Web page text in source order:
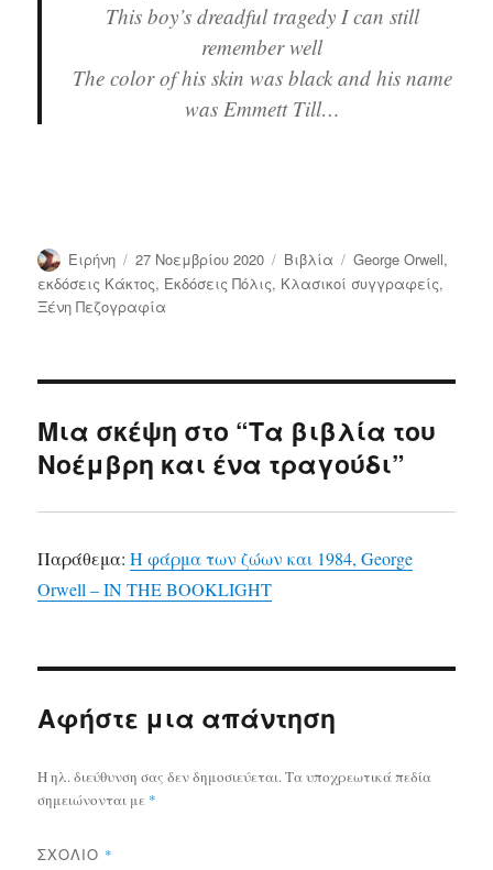
This boy’s dreadful tragedy I can still
remember well
The color of his skin was black and his name
was Emmett Till…
Συντάκτης
Ειρήνη
Δημοσιεύτηκε
την
27 Νοεμβρίου 2020 Κατηγορίες
Bιβλία Ετικέτες
George Orwell,
εκδόσεις Κάκτος, Εκδόσεις Πόλις, Κλασικοί συγγραφείς,
Ξένη Πεζογραφία
Μια σκέψη στο “Τα βιβλία του
Νοέμβρη και ένα τραγούδι”
Παράθεμα:Η φάρμα των ζώων και 1984, George
Orwell – IN THE BOOKLIGHT
Αφήστε μια απάντηση
Η ηλ. διεύθυνση σας δεν δημοσιεύεται.Τα υποχρεωτικά πεδία
σημειώνονται με *
ΣΧΌΛΙΟ *